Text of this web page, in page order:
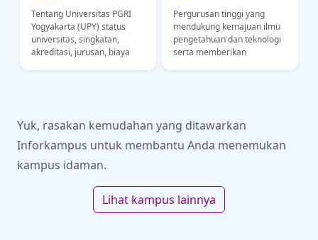
Tentang Universitas PGRI
Yogyakarta (UPY) status
universitas, singkatan,
akreditasi, jurusan, biaya
Pergurusan tinggi yang
mendukung kemajuan ilmu
pengetahuan dan teknologi
serta memberikan
Yuk, rasakan kemudahan yang ditawarkan
Inforkampus untuk membantu Anda menemukan
kampus idaman.
Lihat kampus lainnya